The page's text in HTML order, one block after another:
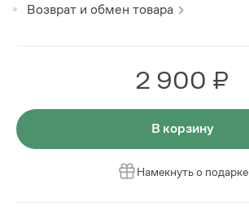
Возврат и обмен товара
2 900 ₽
В корзину
Намекнуть о подарке